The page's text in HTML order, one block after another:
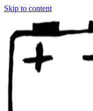
Skip to content